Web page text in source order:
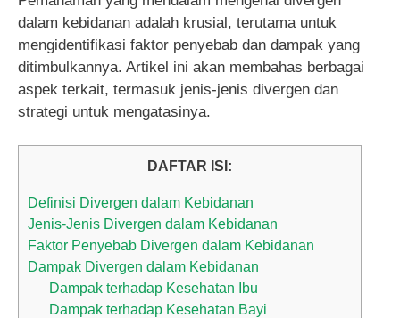
dalam kebidanan adalah krusial, terutama untuk
mengidentifikasi faktor penyebab dan dampak yang
ditimbulkannya. Artikel ini akan membahas berbagai
aspek terkait, termasuk jenis-jenis divergen dan
strategi untuk mengatasinya.
DAFTAR ISI:
Definisi Divergen dalam Kebidanan
Jenis-Jenis Divergen dalam Kebidanan
Faktor Penyebab Divergen dalam Kebidanan
Dampak Divergen dalam Kebidanan
Dampak terhadap Kesehatan Ibu
Dampak terhadap Kesehatan Bayi